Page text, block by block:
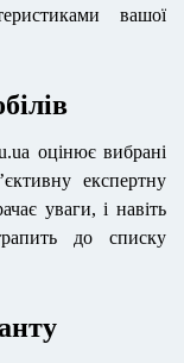
вашої
оцінює вибрані
експертну
уваги, і навіть
до списку